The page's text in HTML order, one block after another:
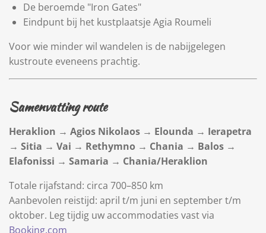
De beroemde "Iron Gates"
Eindpunt bij het kustplaatsje Agia Roumeli
Voor wie minder wil wandelen is de nabijgelegen
kustroute eveneens prachtig.
Samenvatting route
Heraklion → Agios Nikolaos → Elounda → Ierapetra
→ Sitia → Vai → Rethymno → Chania → Balos →
Elafonissi → Samaria → Chania/Heraklion
Totale rijafstand: circa 700–850 km
Aanbevolen reistijd: april t/m juni en september t/m
oktober. Leg tijdig uw accommodaties vast via
Booking.com